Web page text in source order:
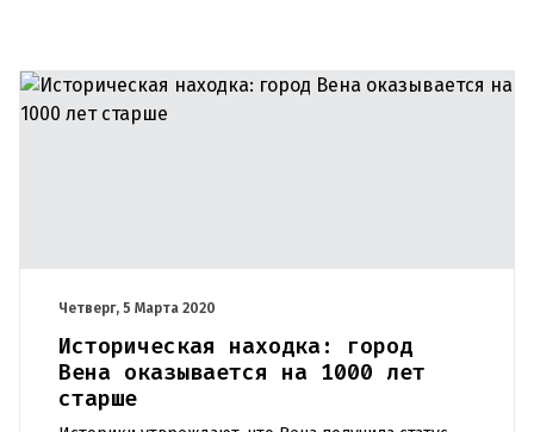
Четверг, 5 Марта 2020
Историческая находка: город
Вена оказывается на 1000 лет
старше